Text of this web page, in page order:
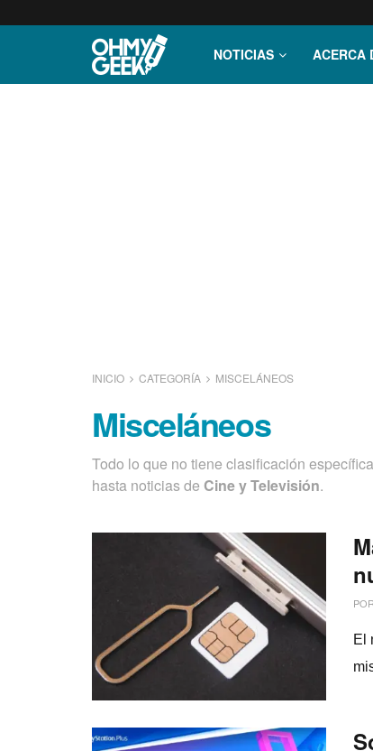
NOTICIAS ACERCA
INICIO CATEGORÍA MISCELÁNEOS
Misceláneos
Todo lo que no tiene clasificación
hasta noticias de Cine y Televisión.
POR
El